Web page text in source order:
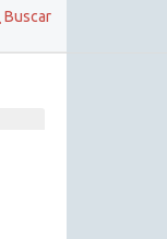
Buscar